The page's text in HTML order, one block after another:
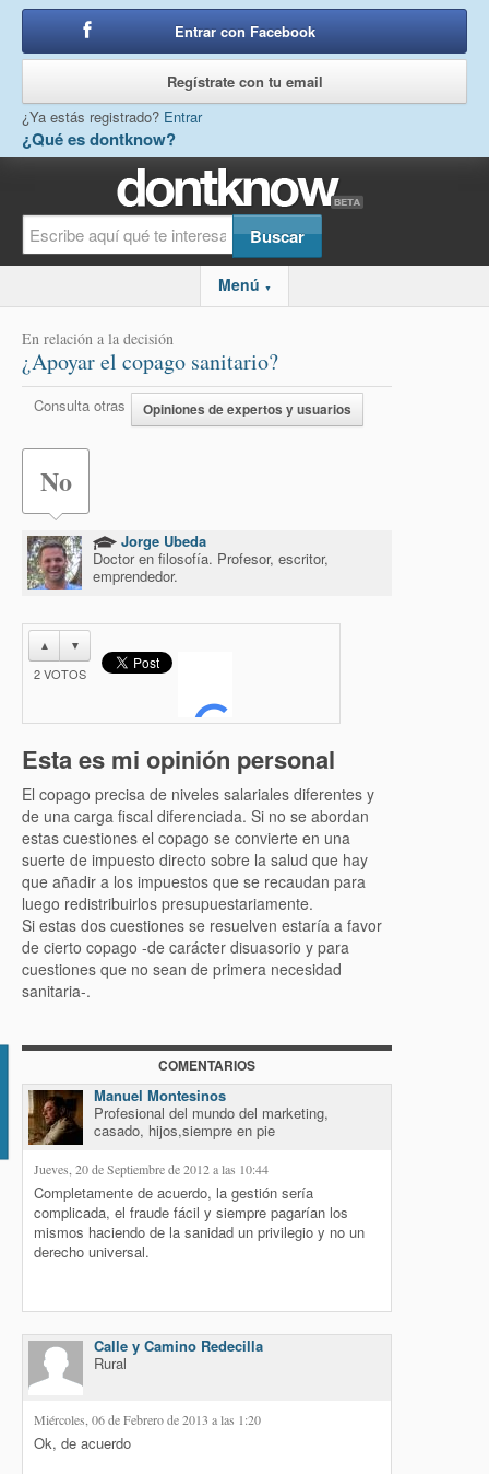
¿Qué es dontknow?
Entrar con Facebook
Regístrate con tu email
¿Ya estás registrado? Entrar
Menú ▼
En relación a la decisión
¿Apoyar el copago sanitario?
Consulta otras Opiniones de expertos y usuarios
No
Jorge Ubeda
Doctor en filosofía. Profesor, escritor,
emprendedor.
▲ ▼
2VOTOS
Esta es mi opinión personal
El copago precisa de niveles salariales diferentes y
de una carga fiscal diferenciada. Si no se abordan
estas cuestiones el copago se convierte en una
suerte de impuesto directo sobre la salud que hay
que añadir a los impuestos que se recaudan para
luego redistribuirlos presupuestariamente.
Si estas dos cuestiones se resuelven estaría a favor
de cierto copago -de carácter disuasorio y para
cuestiones que no sean de primera necesidad
sanitaria-.
COMENTARIOS
Manuel Montesinos
Profesional del mundo del marketing,
casado, hijos,siempre en pie
Jueves, 20 de Septiembre de 2012 a las 10:44
Completamente de acuerdo, la gestión sería
complicada, el fraude fácil y siempre pagarían los
mismos haciendo de la sanidad un privilegio y no un
derecho universal.
Calle y Camino Redecilla
Rural
Miércoles, 06 de Febrero de 2013 a las 1:20
Ok, de acuerdo